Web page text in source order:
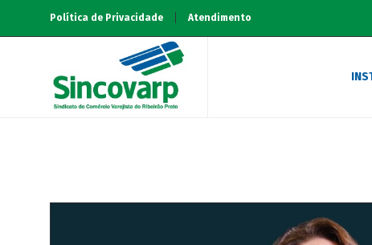
Política de Privacidade Atendimento